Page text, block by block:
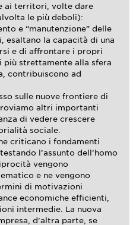
ai territori, volte dare
le più deboli):
e “manutenzione” delle
la capacità di una
e di affrontare i propri
più strettamente alla sfera
contribuiscono ad
sulle nuove frontiere di
altri importanti
di vedere crescere
sociale.
criticano i fondamenti
l’assunto dell’homo
vengono
e ne vengono
di motivazioni
economiche efficienti,
intermedie. La nuova
d’altra parte, se